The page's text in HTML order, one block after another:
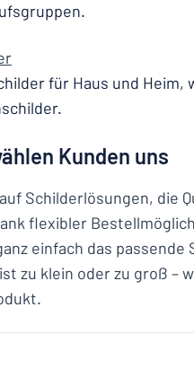
für Haus und Heim,
Kunden uns
Schilderlösungen, die
flexibler
einfach das
zu klein oder zu groß –